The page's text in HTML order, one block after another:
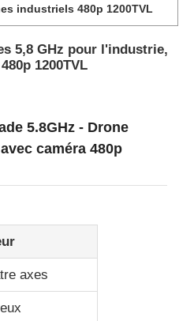
industriels 480p 1200TVL
5,8 GHz pour l'industrie,
1200TVL
5.8GHz - Drone
caméra 480p
axes